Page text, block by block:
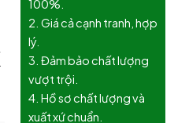
100%.
2. Giá cả cạnh tranh, hợp
lý.
3. Đảm bảo chất lượng
vượt trội.
4. Hồ sơ chất lượng và
xuất xứ chuẩn.